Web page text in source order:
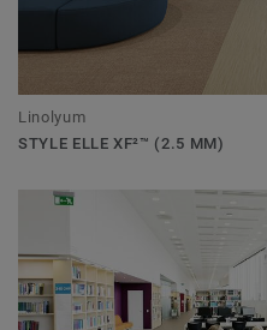
Linolyum
STYLE ELLE XF²™ (2.5 MM)